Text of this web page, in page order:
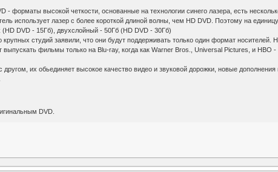
- форматы высокой четкости, основанные на технологии синего лазера, есть
использует лазер с более короткой длиной волны, чем HD DVD. Поэтому на
DVD - 15Гб), двухслойный - 50Гб (HD DVD - 30Гб)
крупных студий заявили, что они будут поддерживать только один формат
выпускать фильмы только на Blu-ray, когда как Warner Bros., Universal Pictures, и
их обьединяет высокое качество видео и звуковой дорожки, новые
DVD.